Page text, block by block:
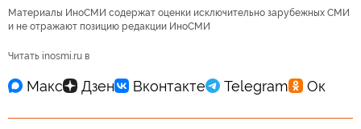
Материалы ИноСМИ содержат оценки исключительно зарубежных СМИ
и не отражают позицию редакции ИноСМИ
Читать inosmi.ru в